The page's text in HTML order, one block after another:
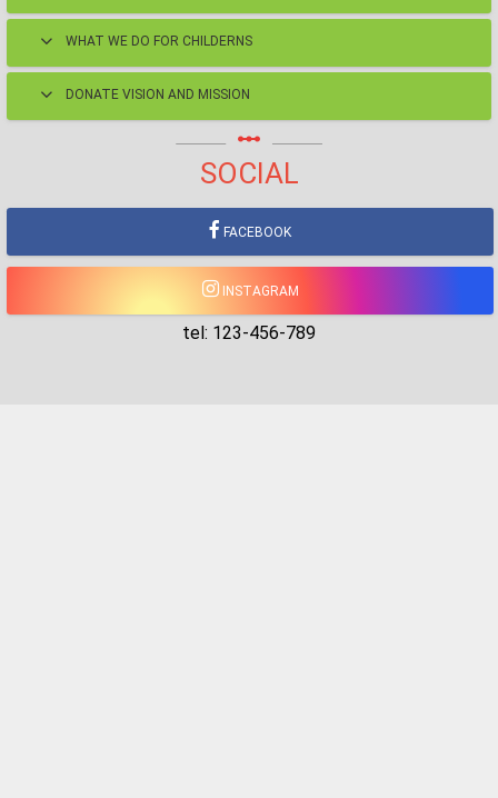
WHAT WE DO FOR CHILDERNS
DONATE VISION AND MISSION
linear_scale
SOCIAL
FACEBOOK
INSTAGRAM
tel: 123-456-789